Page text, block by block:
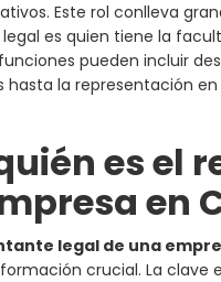
Este rol conlleva
es quien tiene la
pueden incluir
hasta la representación
es el
en
legal de una
crucial. La clave